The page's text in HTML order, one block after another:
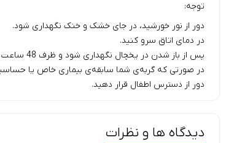
توجه:
دور از نور خورشید، در جای خشک و خنک نگهداری شود.
در دمای اتاق سرو کنید.
پس از باز شدن در یخچال نگهداری شود و ظرف 48 ساعت استفاده شود.
در صورتی که گربه‌ی شما سابقه‌ی بیماری خاص یا
دور از دسترس اطفال قرار دهید.
دیدگاه ها و نظرات